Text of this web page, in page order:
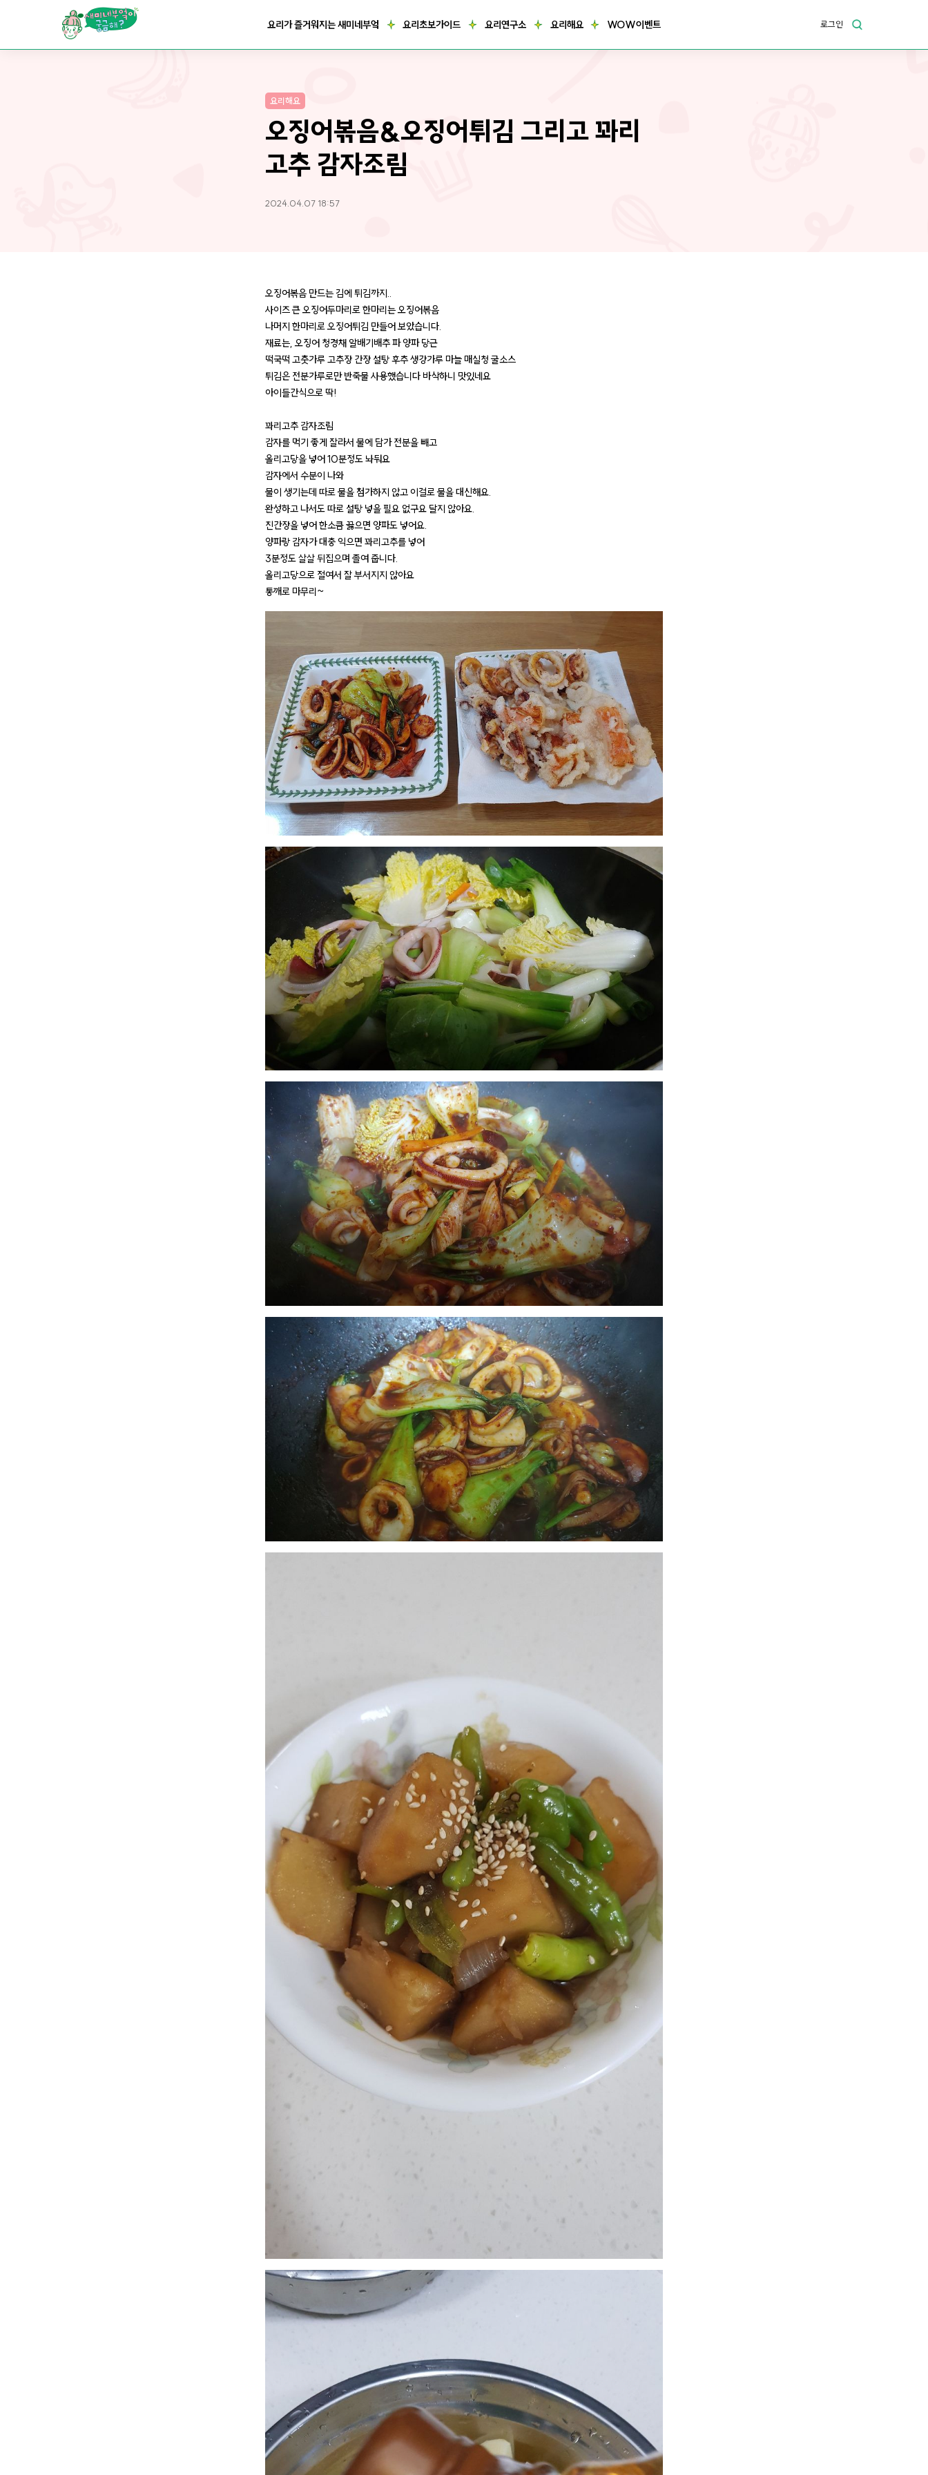
요리가 즐거워지는 새미네부엌 요리초보가이드 요리연구소 요리해요 WOW이벤트 로그인
요리해요
오징어볶음&오징어튀김 그리고 꽈리
고추 감자조림
2024.04.07 18:57
오징어볶음 만드는 김에 튀김까지..
사이즈 큰 오징어두마리로 한마리는 오징어볶음
나머지 한마리로 오징어튀김 만들어 보았습니다.
재료는, 오징어 청경채 알배기배추 파 양파 당근
떡국떡 고춧가루 고추장 간장 설탕 후추 생강가루 마늘 매실청 굴소스
튀김은 전분가루로만 반죽물 사용했습니다 바삭하니 맛있네요
아이들간식으로 딱!
꽈리고추 감자조림
감자를 먹기 좋게 잘라서 물에 담가 전분을 빼고
올리고당을 넣어 10분정도 놔둬요
감자에서 수분이 나와
물이 생기는데 따로 물을 첨가하지 않고 이걸로 물을 대신해요.
완성하고 나서도 따로 설탕 넣을 필요 없구요 달지 않아요.
진간장을 넣어 한소큼 끓으면 양파도 넣어요.
양파랑 감자가 대충 익으면 꽈리고추를 넣어
3분정도 살살 뒤집으며 졸여 줍니다.
올리고당으로 절여서 잘 부서지지 않아요
통깨로 마무리~